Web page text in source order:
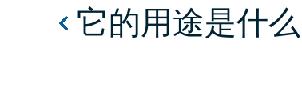
它的用途是什么